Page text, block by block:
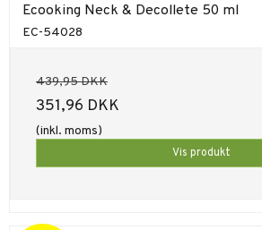
Ecooking Neck & Decollete 50 ml
EC-54028
439,95 DKK
351,96 DKK
(inkl. moms)
Vis produkt